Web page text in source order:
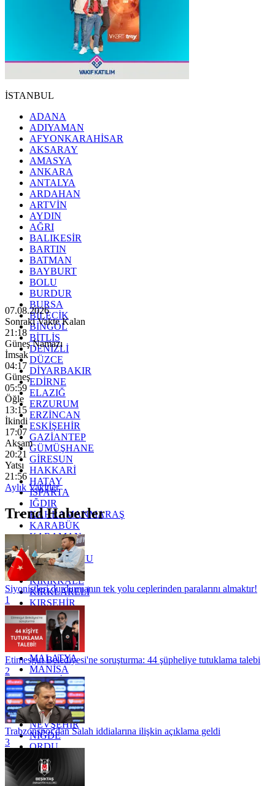
İSTANBUL
ADANA
ADIYAMAN
AFYONKARAHİSAR
AKSARAY
AMASYA
ANKARA
ANTALYA
ARDAHAN
ARTVİN
AYDIN
AĞRI
BALIKESİR
BARTIN
BATMAN
BAYBURT
BOLU
BURDUR
BURSA
BİLECİK
BİNGÖL
BİTLİS
DENİZLİ
DÜZCE
DİYARBAKIR
EDİRNE
ELAZIĞ
ERZURUM
ERZİNCAN
ESKİŞEHİR
GAZİANTEP
GÜMÜŞHANE
GİRESUN
HAKKARİ
HATAY
ISPARTA
IĞDIR
KAHRAMANMARAŞ
KARABÜK
KARAMAN
KARS
KASTAMONU
KAYSERİ
KIRIKKALE
KIRKLARELİ
KIRŞEHİR
KOCAELİ
KONYA
KÜTAHYA
KİLİS
MALATYA
MANİSA
MARDİN
MERSİN
MUĞLA
MUŞ
NEVŞEHİR
NİĞDE
ORDU
OSMANİYE
RİZE
SAKARYA
07.08.2026
Sonraki Vakte Kalan
21:17
Güneş Namazı
İmsak
04:17
Güneş
05:59
Öğle
13:15
İkindi
17:07
Akşam
20:21
Yatsı
21:56
Aylık Vakitler
Trend Haberler
Siyonistleri durdurmanın tek yolu ceplerinden paralarını almaktır!
1
Etimesgut Belediyesi'ne soruşturma: 44 şüpheliye tutuklama talebi
2
Trabzonspor'dan Salah iddialarına ilişkin açıklama geldi
3